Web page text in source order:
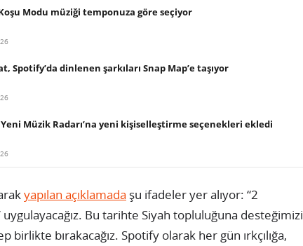
Modu müziği temponuza göre seçiyor
Spotify’da dinlenen şarkıları Snap Map’e taşıyor
Müzik Radarı’na yeni kişiselleştirme seçenekleri ekledi
yapılan açıklamada şu ifadeler yer alıyor: “2
uygulayacağız. Bu tarihte Siyah topluluğuna desteğimizi
bırakacağız. Spotify olarak her gün ırkçılığa,